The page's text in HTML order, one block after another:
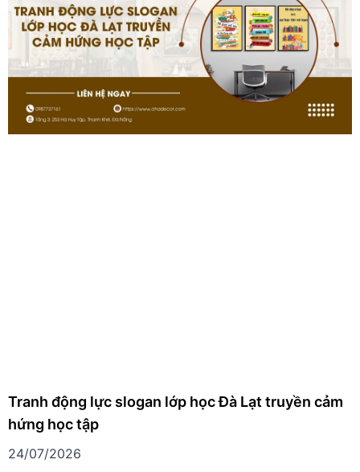
Tranh động lực slogan lớp học Đà Lạt truyền cảm
hứng học tập
24/07/2026